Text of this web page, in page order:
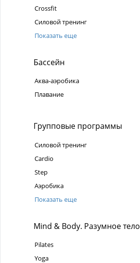
Crossfit
Силовой тренинг
Показать еще
Бассейн
Аква-аэробика
Плавание
Групповые программы
Силовой тренинг
Cardio
Step
Аэробика
Показать еще
Mind & Body. Разумное тело
Pilates
Yoga